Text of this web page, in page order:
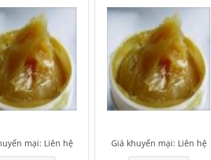
mại: Liên hệ Giá khuyến mại: Liên hệ
Dầu chống rỉ
cao – Colorless
anti-rust agent
Telox 505 chất vệ sinh khuôn
– Mold cleaner & cleanning
plastic mold